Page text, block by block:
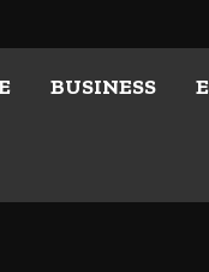
BUSINESS